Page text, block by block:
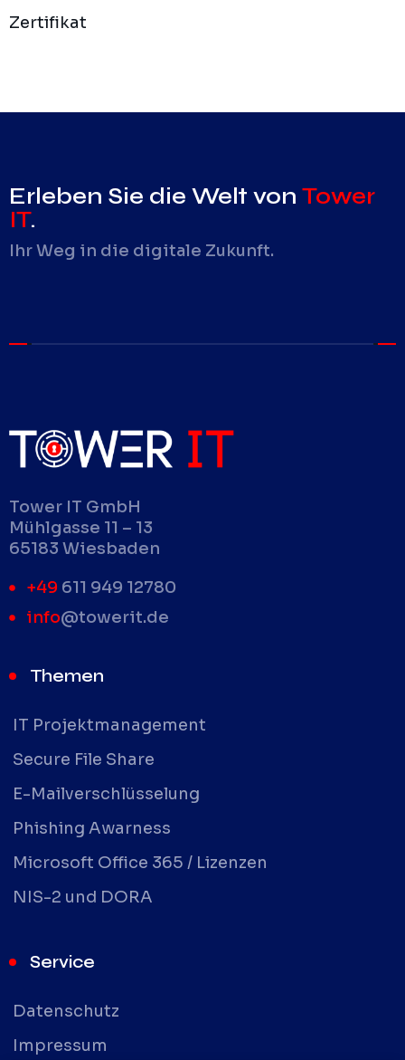
Zertifikat
Erleben Sie die Welt von Tower
IT.
Ihr Weg in die digitale Zukunft.
Tower IT GmbH
Mühlgasse 11 – 13
65183 Wiesbaden
+49611 949 12780
info@towerit.de
Themen
IT Projektmanagement
Secure File Share
E-Mailverschlüsselung
Phishing Awarness
Microsoft Office 365 / Lizenzen
NIS-2 und DORA
Service
Datenschutz
Impressum